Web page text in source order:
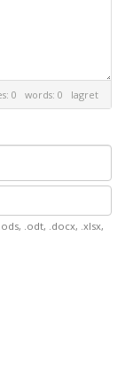
0 words: 0 lagret
.odt, .docx, .xlsx,